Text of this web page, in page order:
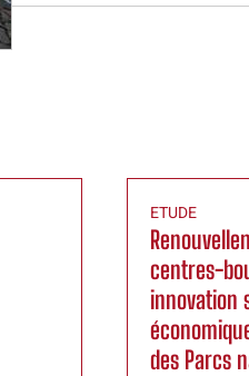
ETUDE
centres-
innovation
des Parcs